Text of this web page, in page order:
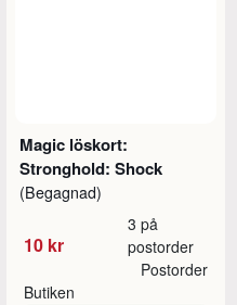
Magic löskort:
Stronghold: Shock
(Begagnad)
10 kr
3 på
postorder
Butiken
Postorder